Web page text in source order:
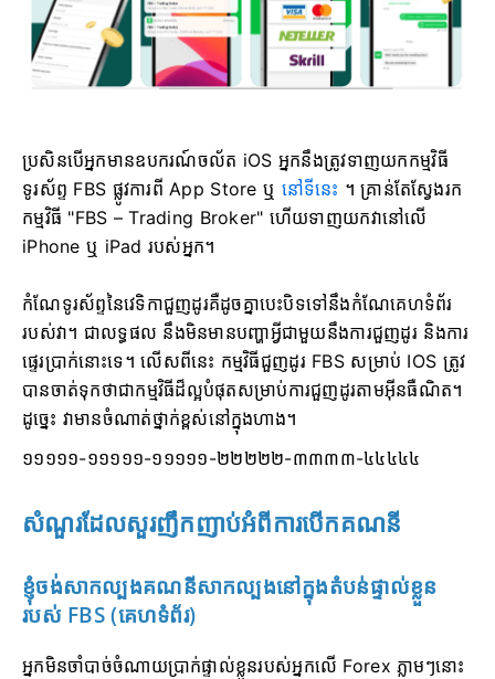
ប្រសិនបើអ្នកមានឧបករណ៍ចល័ត iOS អ្នកនឹងត្រូវទាញយកកម្មវិធី
ទូរស័ព្ទ FBS ផ្លូវការពី App Store ឬ នៅទីនេះ ។ គ្រាន់តែស្វែងរក
កម្មវិធី "FBS – Trading Broker" ហើយទាញយកវានៅលើ
iPhone ឬ iPad របស់អ្នក។
កំណែទូរស័ព្ទនៃវេទិកាជួញដូរគឺដូចគ្នាបេះបិទទៅនឹងកំណែគេហទំព័រ
របស់វា។ ជាលទ្ធផល នឹងមិនមានបញ្ហាអ្វីជាមួយនឹងការជួញដូរ និងការ
ផ្ទេរប្រាក់នោះទេ។ លើសពីនេះ កម្មវិធីជួញដូរ FBS សម្រាប់ IOS ត្រូវ
បានចាត់ទុកថាជាកម្មវិធីដ៏ល្អបំផុតសម្រាប់ការជួញដូរតាមអ៊ីនធឺណិត។
ដូច្នេះ វាមានចំណាត់ថ្នាក់ខ្ពស់នៅក្នុងហាង។
១១១១១-១១១១១-១១១១១-២២២២២-៣៣៣៣-៤៤៤៤៤
សំណួរដែលសួរញឹកញាប់អំពីការបើកគណនី
ខ្ញុំចង់សាកល្បងគណនីសាកល្បងនៅក្នុងតំបន់ផ្ទាល់ខ្លួន
របស់ FBS (គេហទំព័រ)
អ្នកមិនចាំបាច់ចំណាយប្រាក់ផ្ទាល់ខ្លួនរបស់អ្នកលើ Forex ភ្លាមៗនោះ